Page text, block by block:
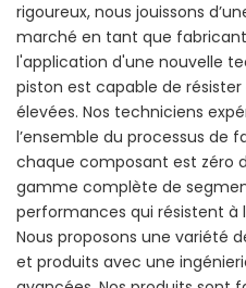
rigoureux, nous jouissons
marché en tant que
l'application d'une nouvelle
piston est capable de
élevées. Nos techniciens
l’ensemble du processus de
chaque composant est zéro
gamme complète de
performances qui résistent à
Nous proposons une variété
et produits avec une